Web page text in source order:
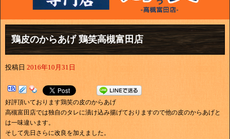
鶏皮のからあげ 鶏笑高槻富田店
投稿日 2016年10月31日
好評頂いております鶏笑の皮のからあげ
高槻富田店では独自のタレに漬け込み揚げておりますので他の皮のからあげと
は一味違います。
そして先日さらに改良を加えました。